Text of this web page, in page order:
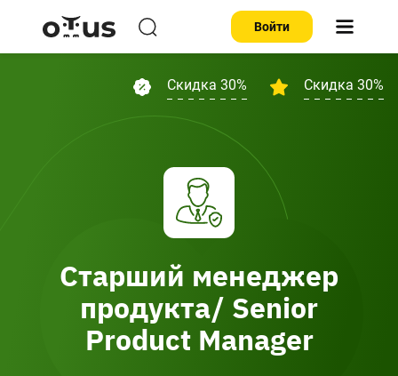
Войти
Скидка 30% Скидка 30%
Старший менеджер
продукта/ Senior
Product Manager